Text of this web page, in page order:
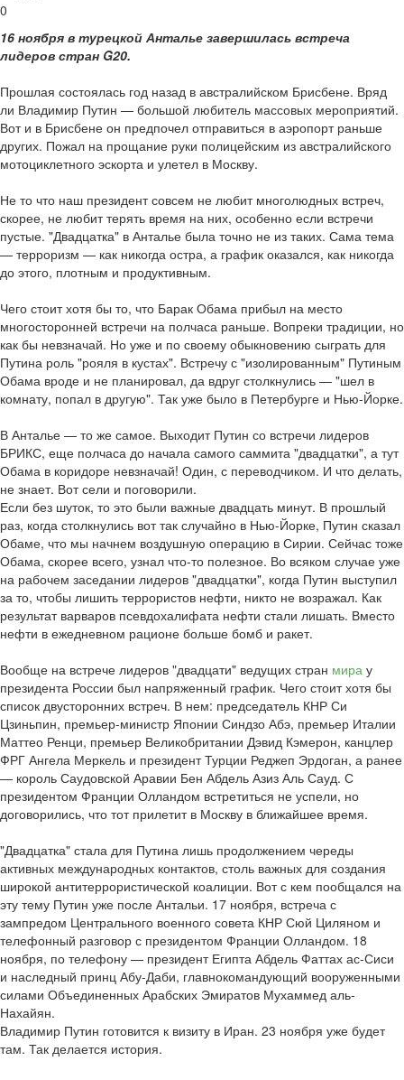
0
16 ноября в турецкой Анталье завершилась встреча
лидеров стран G20.
Прошлая состоялась год назад в австралийском Брисбене. Вряд
ли Владимир Путин — большой любитель массовых мероприятий.
Вот и в Брисбене он предпочел отправиться в аэропорт раньше
других. Пожал на прощание руки полицейским из австралийского
мотоциклетного эскорта и улетел в Москву.
Не то что наш президент совсем не любит многолюдных встреч,
скорее, не любит терять время на них, особенно если встречи
пустые. "Двадцатка" в Анталье была точно не из таких. Сама тема
— терроризм — как никогда остра, а график оказался, как никогда
до этого, плотным и продуктивным.
Чего стоит хотя бы то, что Барак Обама прибыл на место
многосторонней встречи на полчаса раньше. Вопреки традиции, но
как бы невзначай. Но уже и по своему обыкновению сыграть для
Путина роль "рояля в кустах". Встречу с "изолированным" Путиным
Обама вроде и не планировал, да вдруг столкнулись — "шел в
комнату, попал в другую". Так уже было в Петербурге и Нью-Йорке.
В Анталье — то же самое. Выходит Путин со встречи лидеров
БРИКС, еще полчаса до начала самого саммита "двадцатки", а тут
Обама в коридоре невзначай! Один, с переводчиком. И что делать,
не знает. Вот сели и поговорили.
Если без шуток, то это были важные двадцать минут. В прошлый
раз, когда столкнулись вот так случайно в Нью-Йорке, Путин сказал
Обаме, что мы начнем воздушную операцию в Сирии. Сейчас тоже
Обама, скорее всего, узнал что-то полезное. Во всяком случае уже
на рабочем заседании лидеров "двадцатки", когда Путин выступил
за то, чтобы лишить террористов нефти, никто не возражал. Как
результат варваров псевдохалифата нефти стали лишать. Вместо
нефти в ежедневном рационе больше бомб и ракет.
Вообще на встрече лидеров "двадцати" ведущих стран мира у
президента России был напряженный график. Чего стоит хотя бы
список двусторонних встреч. В нем: председатель КНР Си
Цзиньпин, премьер-министр Японии Синдзо Абэ, премьер Италии
Маттео Ренци, премьер Великобритании Дэвид Кэмерон, канцлер
ФРГ Ангела Меркель и президент Турции Реджеп Эрдоган, а ранее
— король Саудовской Аравии Бен Абдель Азиз Аль Сауд. С
президентом Франции Олландом встретиться не успели, но
договорились, что тот прилетит в Москву в ближайшее время.
"Двадцатка" стала для Путина лишь продолжением череды
активных международных контактов, столь важных для создания
широкой антитеррористической коалиции. Вот с кем пообщался на
эту тему Путин уже после Антальи. 17 ноября, встреча с
зампредом Центрального военного совета КНР Сюй Циляном и
телефонный разговор с президентом Франции Олландом. 18
ноября, по телефону — президент Египта Абдель Фаттах ас-Сиси
и наследный принц Абу-Даби, главнокомандующий вооруженными
силами Объединенных Арабских Эмиратов Мухаммед аль-
Нахайян.
Владимир Путин готовится к визиту в Иран. 23 ноября уже будет
там. Так делается история.